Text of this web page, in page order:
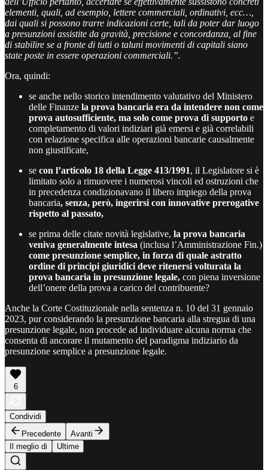
elementi, quali, ad esempio, lettere commerciali, ordinativi, ecc…,
dai quali si possono trarre indicazioni certe, tali da poter dar luogo
a presunzioni assistite da gravità, precisione e concordanza, al fine
di stabilire se a fronte di tutti o taluni movimenti di capitali siano
state poste in essere operazioni commerciali.”.
Ora, quindi:
se anche nello storico intendimento valutativo del Ministero
delle Finanze la prova bancaria era da intendere non come
prova autosufficiente, ma solo come prova di supporto e
completamento di valori indiziari già emersi e già correlabili
con relazione specifica alle operazioni bancarie causalmente
non giustificate,
se con l’articolo 18 della Legge 413/1991, il Legislatore si è
limitato solo a rimuovere i numerosi vincoli ed ostruzioni che
in precedenza condizionavano il libero impiego della prova
bancaria, senza, però, ingerirsi con innovative prerogative
rispetto al passato,
se prima delle citate novità legislative, la prova bancaria
veniva generalmente intesa (inclusa l’Amministrazione Fin.)
come presunzione semplice, in forza di quale astratto
ordine di principi giuridici deve ritenersi volturata la
prova bancaria in presunzione legale, con piena inversione
dell’onere della prova a carico del contribuente?
Anche la Corte Costituzionale nella sentenza n. 10 del 31 gennaio
2023, pur considerando la presunzione bancaria alla stregua di una
presunzione legale, non procede ad individuare alcuna norma che
consenta di ancorare il mutamento del paradigma indiziario da
presunzione semplice a presunzione legale.
6
Condividi
Precedente
Avanti
Il meglio di
Ultime